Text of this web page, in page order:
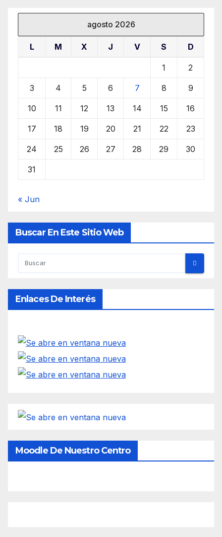
agosto 2026
L M X J V S D
1 2
3 4 5 6 7 8 9
10 11 12 13 14 15 16
17 18 19 20 21 22 23
24 25 26 27 28 29 30
31
« Jun
Buscar En Este Sitio Web
Enlaces De Interés
Moodle De Nuestro Centro